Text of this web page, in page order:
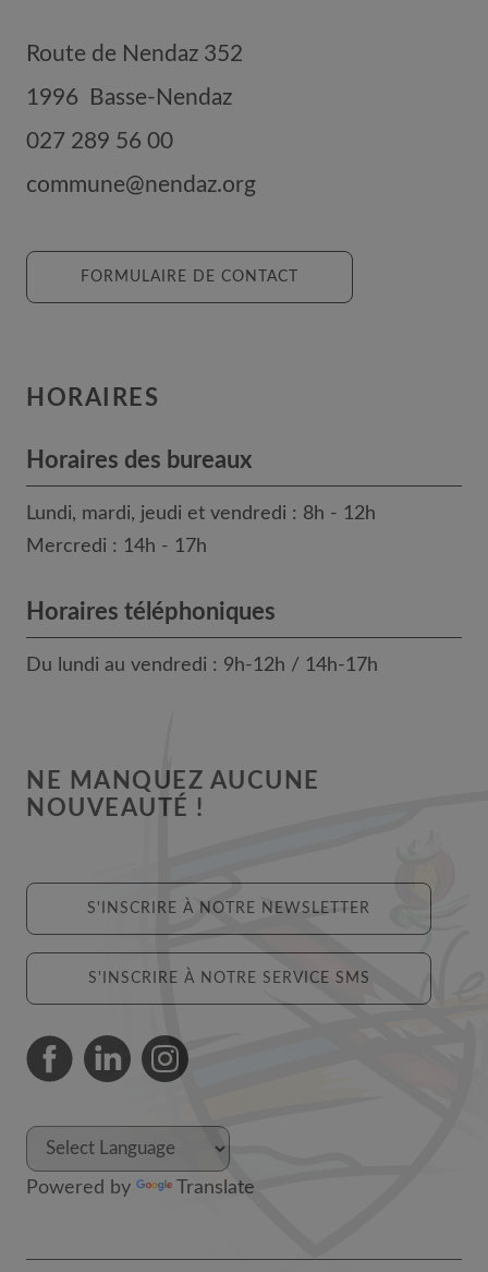
Route de Nendaz 352
1996
Basse-Nendaz
027 289 56 00
commune@nendaz.org
FORMULAIRE DE CONTACT
HORAIRES
Horaires des bureaux
Lundi, mardi, jeudi et vendredi : 8h - 12h
Mercredi : 14h - 17h
Horaires téléphoniques
Du lundi au vendredi : 9h-12h / 14h-17h
NE MANQUEZ AUCUNE
NOUVEAUTÉ !
S'INSCRIRE À NOTRE NEWSLETTER
S'INSCRIRE À NOTRE SERVICE SMS
Powered by Translate